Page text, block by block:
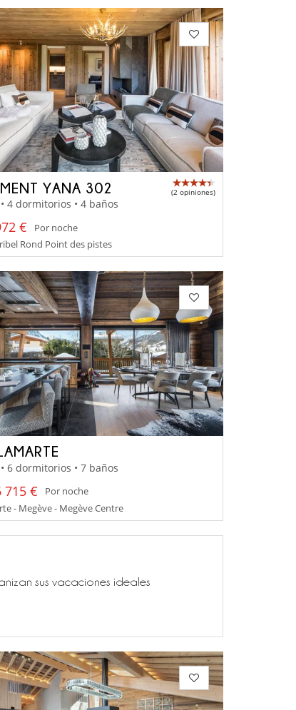
YANA 302 (2 opiniones)
4 dormitorios • 4 baños
€
Por noche
Rond Point des pistes
6 dormitorios • 7 baños
715 €
Por noche
- Megève - Megève Centre
sus vacaciones ideales